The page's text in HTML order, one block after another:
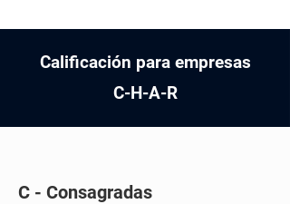
Calificación para empresas
C-H-A-R
C - Consagradas